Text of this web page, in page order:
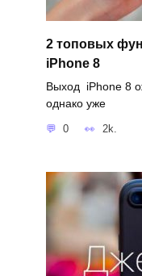
2 топовых
iPhone 8
Выход iPhone 8
однако уже
0 2k.